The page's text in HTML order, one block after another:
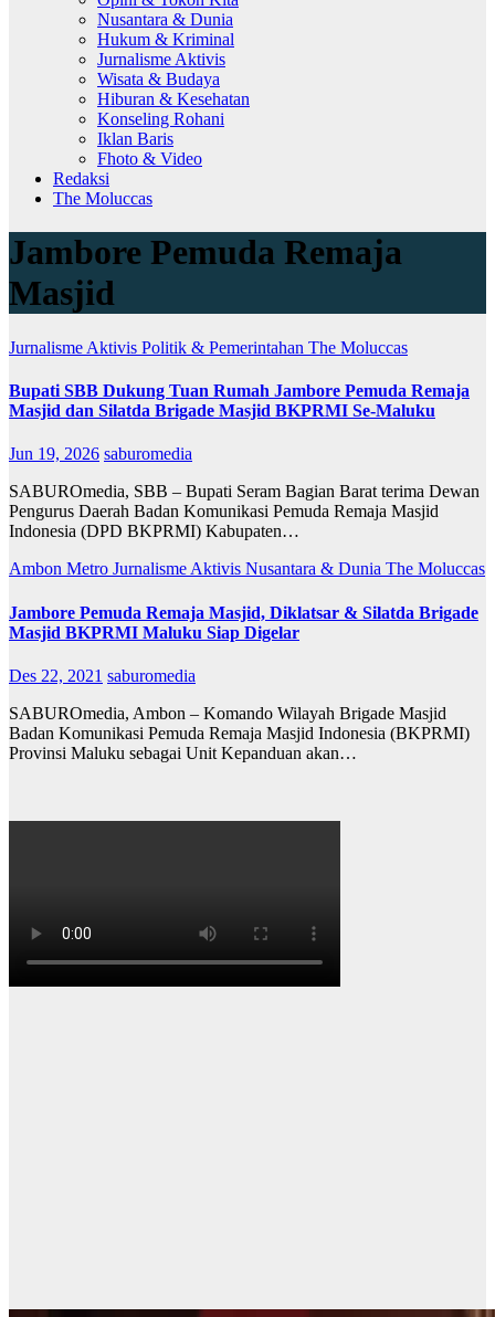
Nusantara & Dunia
Hukum & Kriminal
Jurnalisme Aktivis
Wisata & Budaya
Hiburan & Kesehatan
Konseling Rohani
Iklan Baris
Fhoto & Video
Redaksi
The Moluccas
Jambore Pemuda Remaja
Masjid
Jurnalisme Aktivis Politik & Pemerintahan The Moluccas
Bupati SBB Dukung Tuan Rumah Jambore Pemuda Remaja
Masjid dan Silatda Brigade Masjid BKPRMI Se-Maluku
Jun 19, 2026 saburomedia
SABUROmedia, SBB – Bupati Seram Bagian Barat terima Dewan
Pengurus Daerah Badan Komunikasi Pemuda Remaja Masjid
Indonesia (DPD BKPRMI) Kabupaten…
Ambon Metro Jurnalisme Aktivis Nusantara & Dunia The Moluccas
Jambore Pemuda Remaja Masjid, Diklatsar & Silatda Brigade
Masjid BKPRMI Maluku Siap Digelar
Des 22, 2021 saburomedia
SABUROmedia, Ambon – Komando Wilayah Brigade Masjid
Badan Komunikasi Pemuda Remaja Masjid Indonesia (BKPRMI)
Provinsi Maluku sebagai Unit Kepanduan akan…